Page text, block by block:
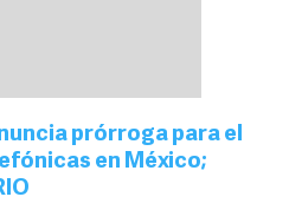
prórroga para el
en México;